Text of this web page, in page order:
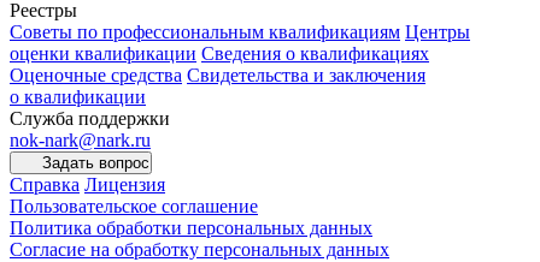
Реестры
Советы по профессиональным квалификациям Центры
оценки квалификации Сведения о квалификациях
Оценочные средства Свидетельства и заключения
о квалификации
Служба поддержки
nok-nark@nark.ru
Задать вопрос
Справка Лицензия
Пользовательское соглашение
Политика обработки персональных данных
Согласие на обработку персональных данных